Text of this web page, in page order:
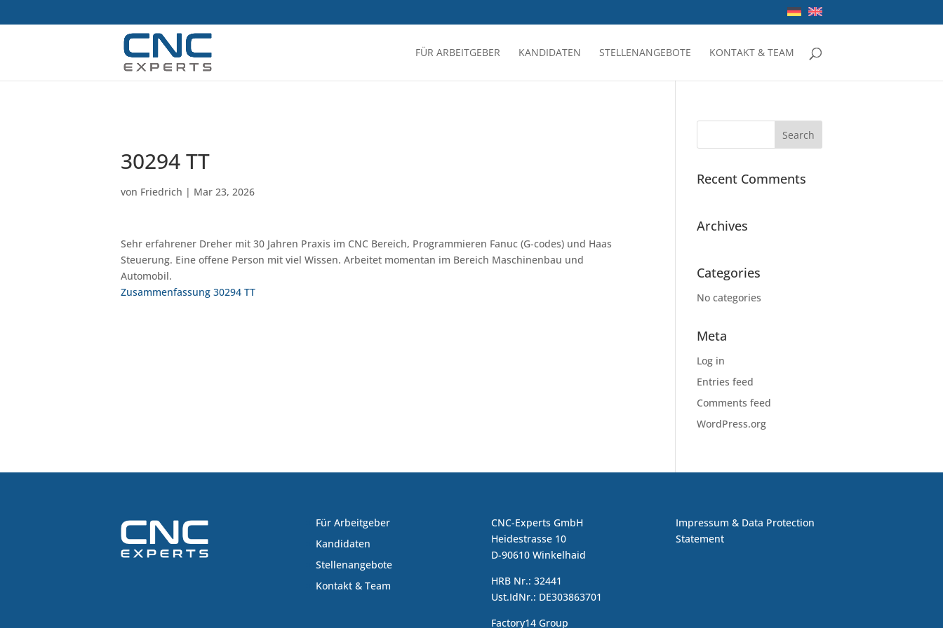
FÜR ARBEITGEBER KANDIDATEN STELLENANGEBOTE KONTAKT & TEAM
30294 TT
von Friedrich | Mar 23, 2026
Sehr erfahrener Dreher mit 30 Jahren Praxis im CNC Bereich, Programmieren Fanuc (G-codes) und Haas
Steuerung. Eine offene Person mit viel Wissen. Arbeitet momentan im Bereich Maschinenbau und
Automobil.
Zusammenfassung 30294 TT
Recent Comments
Archives
Categories
No categories
Meta
Log in
Entries feed
Comments feed
WordPress.org
Für Arbeitgeber
Kandidaten
Stellenangebote
Kontakt & Team
CNC-Experts GmbH
Heidestrasse 10
D-90610 Winkelhaid
HRB Nr.: 32441
Ust.IdNr.: DE303863701
Factory14 Group
Impressum & Data Protection
Statement